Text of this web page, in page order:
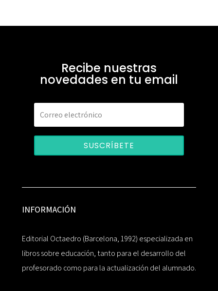
Recibe nuestras
novedades en tu email
SUSCRÍBETE
INFORMACIÓN
Editorial Octaedro (Barcelona, 1992) especializada en
libros sobre educación, tanto para el desarrollo del
profesorado como para la actualización del alumnado.